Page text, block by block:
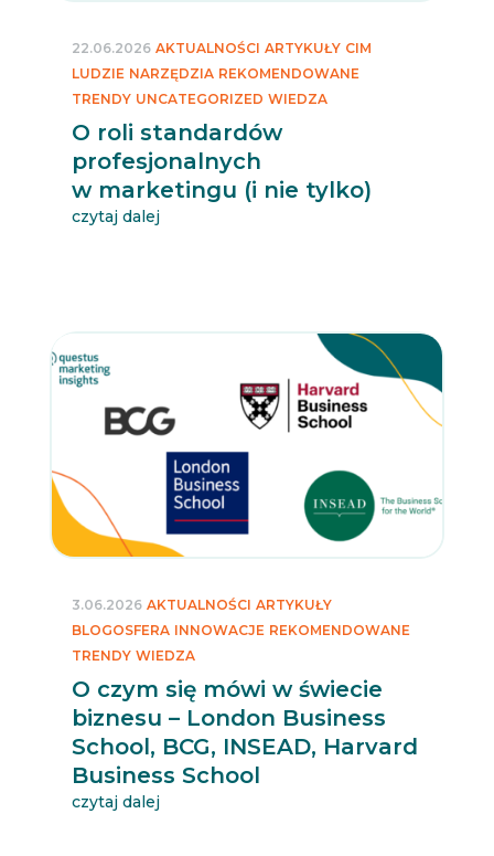
O roli standardów
profesjonalnych
w marketingu (i nie tylko)
22.06.2026 AKTUALNOŚCI ARTYKUŁY CIM
LUDZIE NARZĘDZIA REKOMENDOWANE
TRENDY UNCATEGORIZED WIEDZA
czytaj dalej
O czym się mówi w świecie
biznesu – London Business
School, BCG, INSEAD, Harvard
Business School
3.06.2026 AKTUALNOŚCI ARTYKUŁY
BLOGOSFERA INNOWACJE REKOMENDOWANE
TRENDY WIEDZA
czytaj dalej